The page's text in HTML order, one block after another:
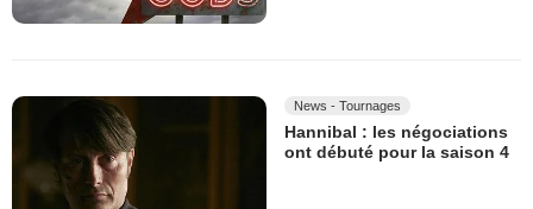
News - Tournages
Hannibal : les négociations
ont débuté pour la saison 4